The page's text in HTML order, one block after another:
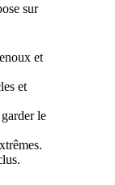
sur
et
et
le